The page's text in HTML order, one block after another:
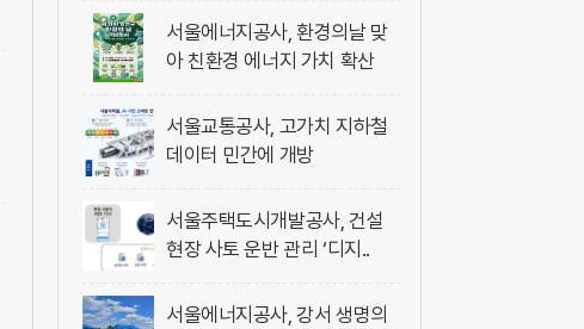
서울에너지공사, 환경의날 맞
아 친환경 에너지 가치 확산
서울교통공사, 고가치 지하철
데이터 민간에 개방
서울주택도시개발공사, 건설
현장 사토 운반 관리 ‘디지..
서울에너지공사, 강서 생명의